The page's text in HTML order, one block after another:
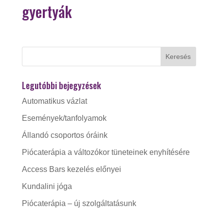
gyertyák
Legutóbbi bejegyzések
Automatikus vázlat
Események/tanfolyamok
Állandó csoportos óráink
Piócaterápia a változókor tüneteinek enyhítésére
Access Bars kezelés előnyei
Kundalini jóga
Piócaterápia – új szolgáltatásunk